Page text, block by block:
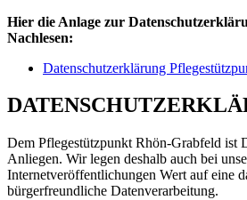
Hier die Anlage zur
Nachlesen:
Datenschutzerklärung
Dem Pflegestützpunkt Rhön-Grabfeld ist
Anliegen. Wir legen deshalb auch bei
Internetveröffentlichungen Wert auf eine
bürgerfreundliche Datenverarbeitung.